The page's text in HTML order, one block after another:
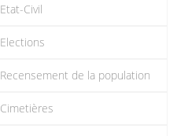
Etat-Civil
Elections
Recensement de la population
Cimetières